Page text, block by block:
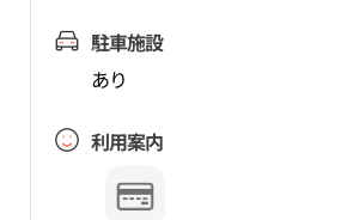
駐車施設
あり
利用案内